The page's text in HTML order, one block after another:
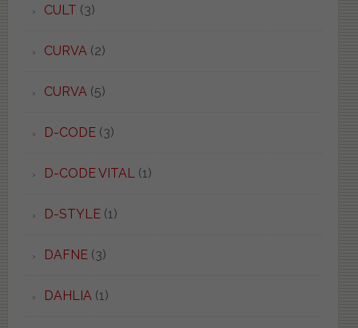
CULT (3)
CURVA(2)
CURVA(5)
D-CODE(3)
D-CODE VITAL(1)
D-STYLE(1)
DAFNE(3)
DAHLIA(1)